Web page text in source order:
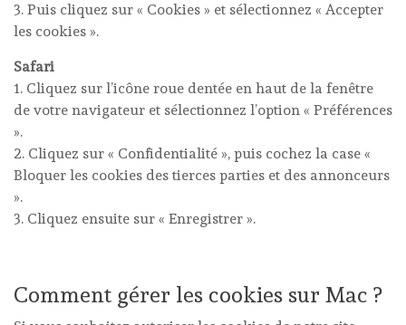
3. Puis cliquez sur « Cookies » et sélectionnez « Accepter
les cookies ».
Safari
1. Cliquez sur l’icône roue dentée en haut de la fenêtre
de votre navigateur et sélectionnez l’option « Préférences
».
2. Cliquez sur « Confidentialité », puis cochez la case «
Bloquer les cookies des tierces parties et des annonceurs
».
3. Cliquez ensuite sur « Enregistrer ».
Comment gérer les cookies sur Mac ?